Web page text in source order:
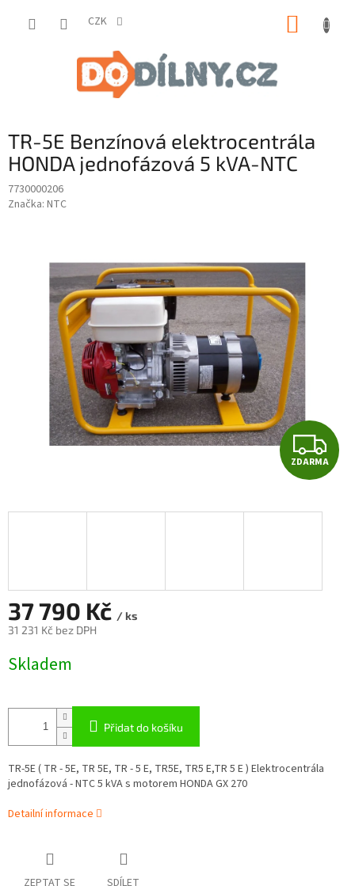
CZK
TR-5E Benzínová elektrocentrála
HONDA jednofázová 5 kVA-NTC
7730000206
Značka: NTC
Z
D
ZDARMA
37 790 Kč / ks
31 231 Kč bez DPH
cena:
Skladem
Přidat do košíku
TR-5E ( TR - 5E, TR 5E, TR - 5 E, TR5E, TR5 E,TR 5 E ) Elektrocentrála
jednofázová - NTC 5 kVA s motorem HONDA GX 270
Detailní informace